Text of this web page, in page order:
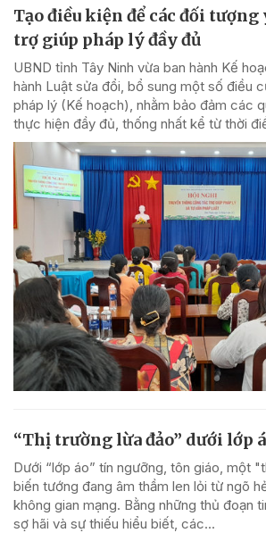
Tạo điều kiện để các đối tượng
trợ giúp pháp lý đầy đủ
UBND tỉnh Tây Ninh vừa ban hành Kế
hành Luật sửa đổi, bổ sung một số điều
pháp lý (Kế hoạch), nhằm bảo đảm các
thực hiện đầy đủ, thống nhất kể từ thời
“Thị trường lừa đảo” dưới lớp
Dưới “lớp áo” tín ngưỡng, tôn giáo, một
biến tướng đang âm thầm len lỏi từ ngõ
không gian mạng. Bằng những thủ đoạn
sợ hãi và sự thiếu hiểu biết, các...